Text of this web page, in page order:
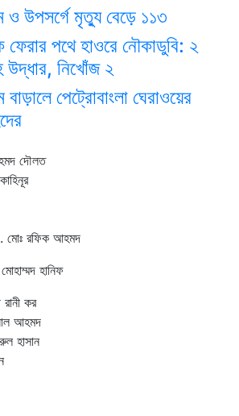
ও উপসর্গে মৃত্যু বেড়ে ১১৩
ফেরার পথে হাওরে নৌকাডুবি: ২
উদ্ধার, নিখোঁজ ২
বাড়ালে পেট্রোবাংলা ঘেরাওয়ের
দৌলত
মোঃ রফিক আহমদ
হানিফ
কর
আহমদ
হাসান